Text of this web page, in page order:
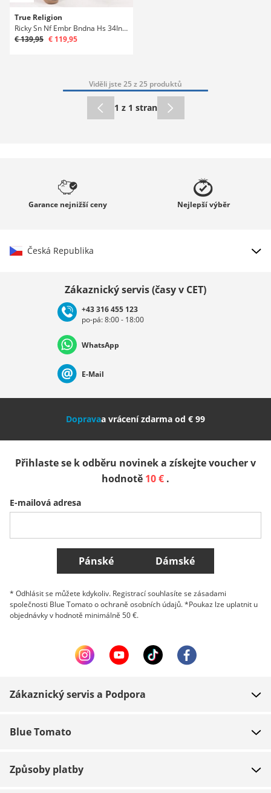
True Religion
Ricky Sn Nf Embr Bndna Hs 34In Džíny
€ 139,95 € 119,95
Viděli jste 25 z 25 produktů
1 z 1 stran
Garance nejnižší ceny Nejlepšívýběr
Česká Republika
Deutschland Österreich
Nederland Italia (Italiano) Italien (Deutsch)
Slovenija
Belgique (Français) Danmark Norge
Všechny země
Zákaznický servis (časy v CET)
+43 316 455 123
po-pá: 8:00 - 18:00
WhatsApp
E-Mail
Dopravaa vrácení zdarma od € 99
Přihlaste se k odběru novinek a získejte voucher v
hodnotě 10 € .
E-mailová adresa
Pánské Dámské
* Odhlásit se můžete kdykoliv. Registrací souhlasíte se zásadami
společnosti Blue Tomato o ochraně osobních údajů. *Poukaz lze uplatnit u
objednávky v hodnotě minimálně 50 €.
Zákaznický servis a Podpora
Platba
Blue Tomato
Způsoby platby